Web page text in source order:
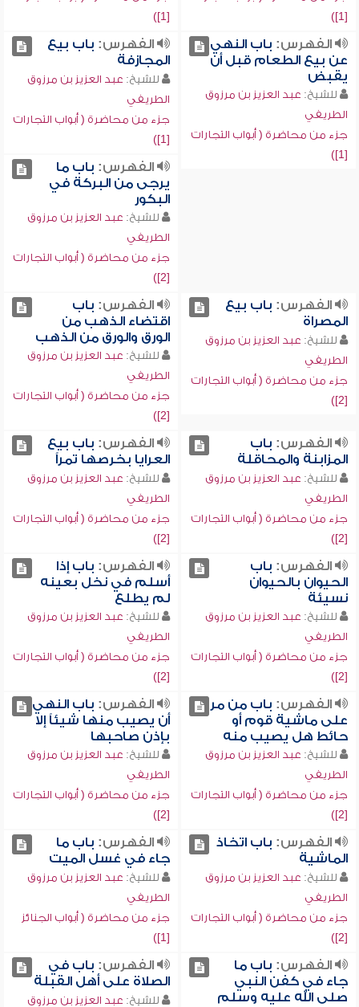
[1])
[1])
الفهرس: باب النهي
عن بيع الطعام قبل أن
يقبض
للشيخ: عبد العزيز بن مرزوق
الطريفي
جزء من محاضرة ( أبواب التجارات
[1])
الفهرس: باب بيع
المجازفة
للشيخ: عبد العزيز بن مرزوق
الطريفي
جزء من محاضرة ( أبواب التجارات
[1])
الفهرس: باب ما
يرجى من البركة في
البكور
للشيخ: عبد العزيز بن مرزوق
الطريفي
جزء من محاضرة ( أبواب التجارات
[2])
الفهرس: باب بيع
المصراة
للشيخ: عبد العزيز بن مرزوق
الطريفي
جزء من محاضرة ( أبواب التجارات
[2])
الفهرس: باب
اقتضاء الذهب من
الورق والورق من الذهب
للشيخ: عبد العزيز بن مرزوق
الطريفي
جزء من محاضرة ( أبواب التجارات
[2])
الفهرس: باب
المزابنة والمحاقلة
للشيخ: عبد العزيز بن مرزوق
الطريفي
جزء من محاضرة ( أبواب التجارات
[2])
الفهرس: باب بيع
العرايا بخرصها تمراً
للشيخ: عبد العزيز بن مرزوق
الطريفي
جزء من محاضرة ( أبواب التجارات
[2])
الفهرس: باب
الحيوان بالحيوان
نسيئة
للشيخ: عبد العزيز بن مرزوق
الطريفي
جزء من محاضرة ( أبواب التجارات
[2])
الفهرس: باب إذا
أسلم في نخل بعينه
لم يطلع
للشيخ: عبد العزيز بن مرزوق
الطريفي
جزء من محاضرة ( أبواب التجارات
[2])
الفهرس: باب من مر
على ماشية قوم أو
حائط هل يصيب منه
للشيخ: عبد العزيز بن مرزوق
الطريفي
جزء من محاضرة ( أبواب التجارات
[2])
الفهرس: باب النهي
أن يصيب منها شيئاً إلا
بإذن صاحبها
للشيخ: عبد العزيز بن مرزوق
الطريفي
جزء من محاضرة ( أبواب التجارات
[2])
الفهرس: باب اتخاذ
الماشية
للشيخ: عبد العزيز بن مرزوق
الطريفي
جزء من محاضرة ( أبواب التجارات
[2])
الفهرس: باب ما
جاء في غسل الميت
للشيخ: عبد العزيز بن مرزوق
الطريفي
جزء من محاضرة ( أبواب الجنائز
[1])
الفهرس: باب ما
جاء في كفن النبي
صلى الله عليه وسلم
الفهرس: باب في
الصلاة على أهل القبلة
للشيخ: عبد العزيز بن مرزوق